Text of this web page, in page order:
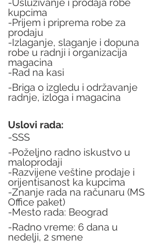
-Usluživanje i prodaja robe
kupcima
-Prijem i priprema robe za
prodaju
-Izlaganje, slaganje i dopuna
robe u radnji i organizacija
magacina
-Rad na kasi
-Briga o izgledu i održavanje
radnje, izloga i magacina
Uslovi rada:
-SSS
-Poželjno radno iskustvo u
maloprodaji
-Razvijene veštine prodaje i
orijentisanost ka kupcima
-Znanje rada na računaru (MS
Office paket)
-Mesto rada: Beograd
-Radno vreme: 6 dana u
nedelji, 2 smene